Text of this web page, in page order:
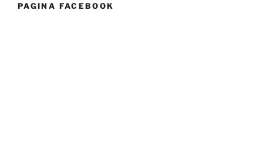
PAGINA FACEBOOK